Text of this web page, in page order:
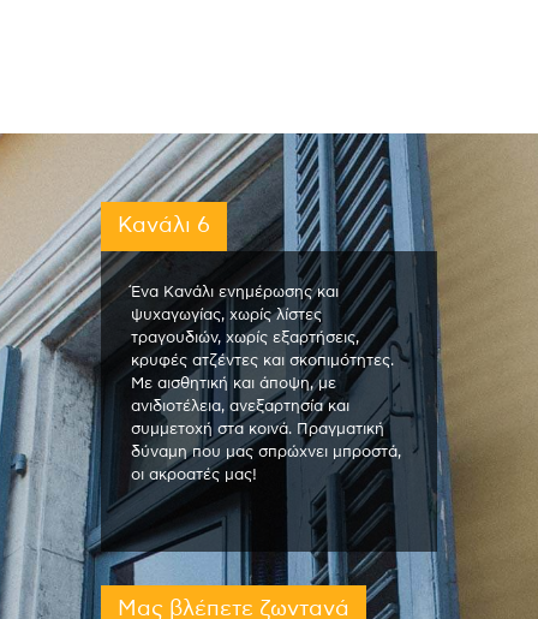
Κανάλι 6
Ένα Κανάλι ενημέρωσης και
ψυχαγωγίας, χωρίς λίστες
τραγουδιών, χωρίς εξαρτήσεις,
κρυφές ατζέντες και σκοπιμότητες.
Με αισθητική και άποψη, με
ανιδιοτέλεια, ανεξαρτησία και
συμμετοχή στα κοινά. Πραγματική
δύναμη που μας σπρώχνει μπροστά,
οι ακροατές μας!
Μας βλέπετε ζωντανά